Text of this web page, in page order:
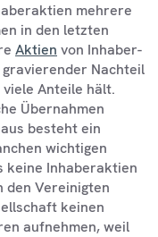
mehrere
in den letzten
Aktien von Inhaber-
Nachteil
Anteile hält.
Übernahmen
besteht ein
wichtigen
keine Inhaberaktien
den Vereinigten
keinen
aufnehmen, weil